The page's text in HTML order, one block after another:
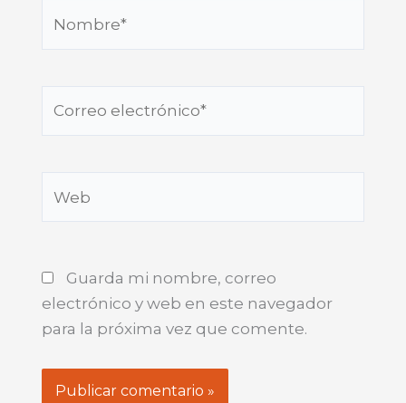
Guarda mi nombre, correo
electrónico y web en este navegador
para la próxima vez que comente.